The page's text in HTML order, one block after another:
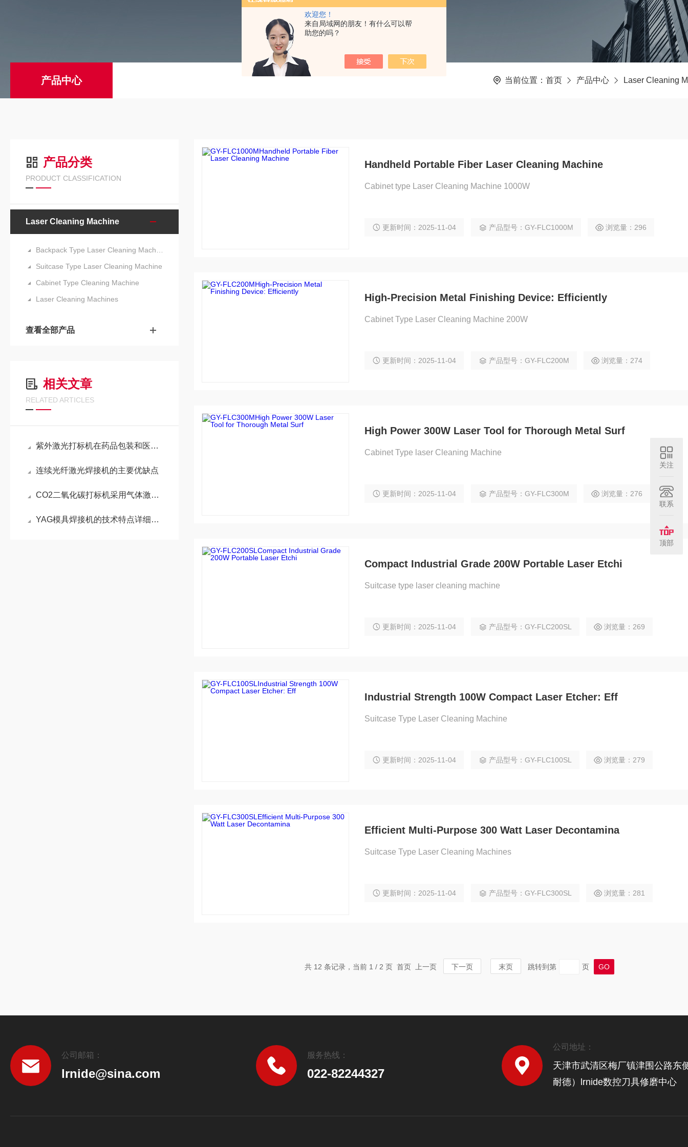
欢迎您！
来自局域网的朋友！有什么可以帮
助您的吗？
产品中心 当前位置： 首页 产品中心 Laser Cleaning
产品分类
PRODUCT CLASSIFICATION
Laser Cleaning Machine
Suitcase Type Laser Cleaning Machine
Cabinet Type Cleaning Machine
Laser Cleaning Machines
查看全部产品
相关文章
RELATED ARTICLES
紫外激光打标机在药品包装和医疗器械上的作用
连续光纤激光焊接机的主要优缺点
CO2二氧化碳打标机采用气体激励方式，不产生污染物
YAG模具焊接机的技术特点详细分析
Handheld Portable Fiber Laser Cleaning Machine
Cabinet type Laser Cleaning Machine 1000W
更新时间：2025-11-04 产品型号：GY-FLC1000M 浏览量：296
High-Precision Metal Finishing Device: Efficiently
Cabinet Type Laser Cleaning Machine 200W
更新时间：2025-11-04 产品型号：GY-FLC200M 浏览量：274
High Power 300W Laser Tool for Thorough Metal Surf
Cabinet Type laser Cleaning Machine
更新时间：2025-11-04 产品型号：GY-FLC300M 浏览量：276
Compact Industrial Grade 200W Portable Laser Etchi
Suitcase type laser cleaning machine
更新时间：2025-11-04 产品型号：GY-FLC200SL 浏览量：269
Industrial Strength 100W Compact Laser Etcher: Eff
Suitcase Type Laser Cleaning Machine
更新时间：2025-11-04 产品型号：GY-FLC100SL 浏览量：279
Efficient Multi-Purpose 300 Watt Laser Decontamina
Suitcase Type Laser Cleaning Machines
更新时间：2025-11-04 产品型号：GY-FLC300SL 浏览量：281
共 12 条记录，当前 1 / 2 页 首页 上一页 下一页 末页 跳转到第 页
公司邮箱：
lrnide@sina.com
服务热线：
022-82244327
公司地址：
天津市武清区梅厂镇津围公路东
耐德）lrnide数控刀具修磨中心
关注
联系
顶部